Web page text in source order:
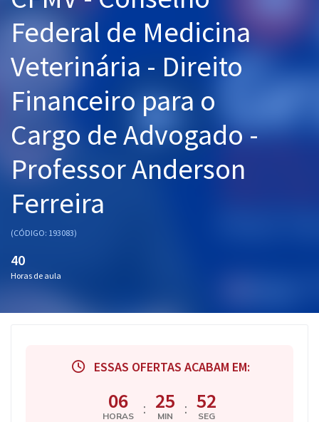
Graduação
Mentorias
Questões grátis
Conteúdo gratuito
Blog
Aprovados
Atendimento
Federal de Medicina
Veterinária - Direito
Financeiro para o
Cargo de Advogado -
Professor Anderson
Ferreira
(CÓDIGO: 193083)
40
Horas de aula
ESSAS OFERTAS ACABAM EM:
06
HORAS : 25
MIN : 52
SEG